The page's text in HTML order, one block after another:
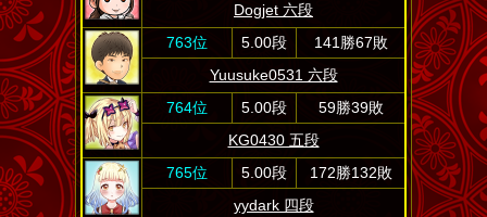
Dogjet 六段
763位
5.00段
141勝67敗
Yuusuke0531 六段
764位
5.00段
59勝39敗
KG0430 五段
765位
5.00段
172勝132敗
yydark 四段